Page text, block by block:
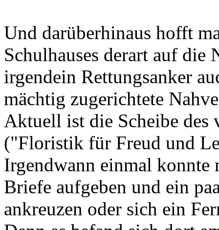
Und darüberhinaus hofft
Schulhauses derart auf die
irgendein Rettungsanker
mächtig zugerichtete
Aktuell ist die Scheibe des
("Floristik für Freud und
Irgendwann einmal konnte
Briefe aufgeben und ein
ankreuzen oder sich ein